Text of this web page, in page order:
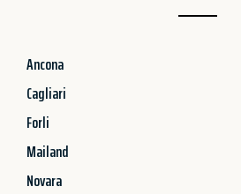
Ancona
Cagliari
Forli
Mailand
Novara